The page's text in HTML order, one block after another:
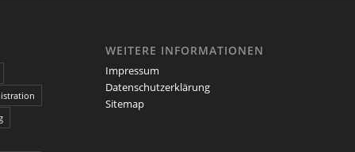
WEITERE INFORMATIONEN
Impressum
Datenschutzerklärung
Sitemap